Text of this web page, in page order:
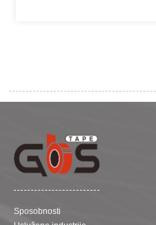
Sposobnosti